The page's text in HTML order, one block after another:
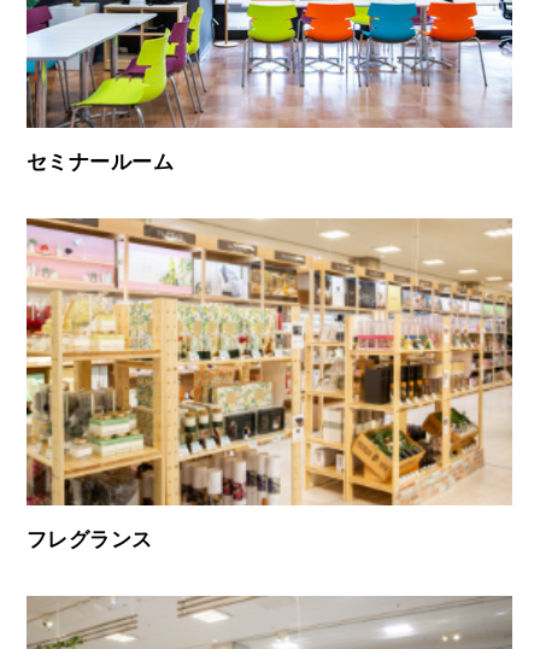
セミナールーム
フレグランス